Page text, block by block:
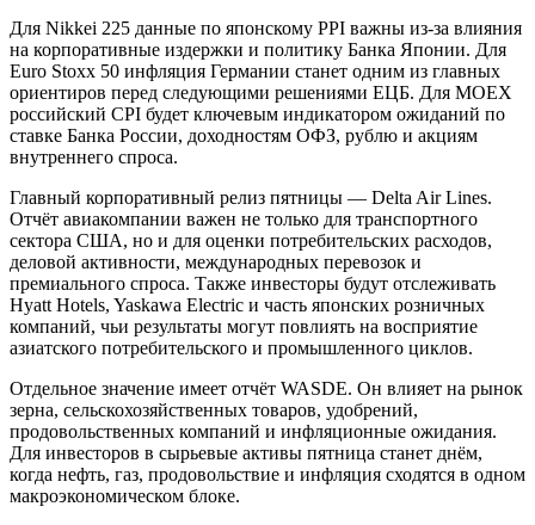
Для Nikkei 225 данные по японскому PPI важны из-за влияния
на корпоративные издержки и политику Банка Японии. Для
Euro Stoxx 50 инфляция Германии станет одним из главных
ориентиров перед следующими решениями ЕЦБ. Для MOEX
российский CPI будет ключевым индикатором ожиданий по
ставке Банка России, доходностям ОФЗ, рублю и акциям
внутреннего спроса.
Главный корпоративный релиз пятницы — Delta Air Lines.
Отчёт авиакомпании важен не только для транспортного
сектора США, но и для оценки потребительских расходов,
деловой активности, международных перевозок и
премиального спроса. Также инвесторы будут отслеживать
Hyatt Hotels, Yaskawa Electric и часть японских розничных
компаний, чьи результаты могут повлиять на восприятие
азиатского потребительского и промышленного циклов.
Отдельное значение имеет отчёт WASDE. Он влияет на рынок
зерна, сельскохозяйственных товаров, удобрений,
продовольственных компаний и инфляционные ожидания.
Для инвесторов в сырьевые активы пятница станет днём,
когда нефть, газ, продовольствие и инфляция сходятся в одном
макроэкономическом блоке.